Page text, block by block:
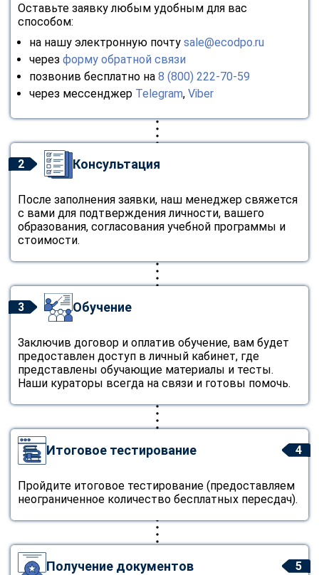
Оставьте заявку любым удобным для вас
способом:
на нашу электронную почту sale@ecodpo.ru
через форму обратной связи
позвонив бесплатно на 8 (800) 222-70-59
через мессенджер Telegram, Viber
2 Консультация
После заполнения заявки, наш менеджер свяжется
с вами для подтверждения личности, вашего
образования, согласования учебной программы и
стоимости.
3 Обучение
Заключив договор и оплатив обучение, вам будет
предоставлен доступ в личный кабинет, где
представлены обучающие материалы и тесты.
Наши кураторы всегда на связи и готовы помочь.
4
Итоговое тестирование
Пройдите итоговое тестирование (предоставляем
неограниченное количество бесплатных пересдач).
5
Получение документов